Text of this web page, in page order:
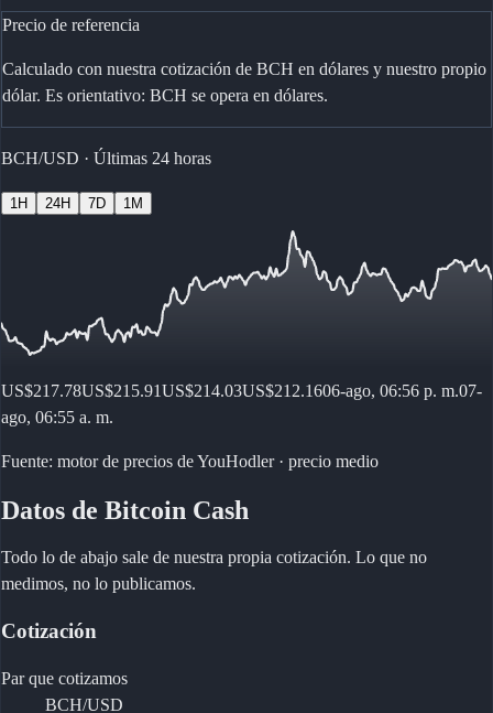
Precio de referencia
Calculado con nuestra cotización de BCH en dólares y nuestro propio
dólar. Es orientativo: BCH se opera en dólares.
BCH/USD · Últimas 24 horas
1H 24H 7D 1M
US$217.78US$215.91US$214.03US$212.1606-ago, 06:56 p. m.07-
ago, 06:55 a. m.
Fuente: motor de precios de YouHodler · precio medio
Datos de Bitcoin Cash
Todo lo de abajo sale de nuestra propia cotización. Lo que no
medimos, no lo publicamos.
Cotización
Par que cotizamos
BCH/USD